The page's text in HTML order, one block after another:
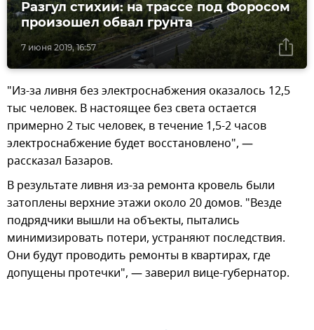
7 июня 2019, 16:57
Разгул стихии: на трассе под Форосом
произошел обвал грунта
"Из-за ливня без электроснабжения оказалось 12,5
тыс человек. В настоящее без света остается
примерно 2 тыс человек, в течение 1,5-2 часов
электроснабжение будет восстановлено", —
рассказал Базаров.
В результате ливня из-за ремонта кровель были
затоплены верхние этажи около 20 домов. "Везде
подрядчики вышли на объекты, пытались
минимизировать потери, устраняют последствия.
Они будут проводить ремонты в квартирах, где
допущены протечки", — заверил вице-губернатор.